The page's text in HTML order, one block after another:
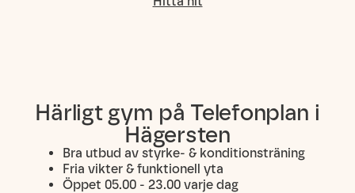
Härligt gym på Telefonplan i
Hägersten
Bra utbud av styrke- & konditionsträning
Fria vikter & funktionell yta
Öppet 05.00 - 23.00 varje dag